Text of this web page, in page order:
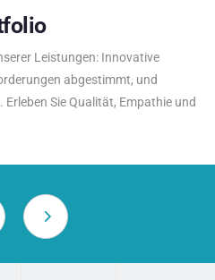
Leistungen: Innovative
abgestimmt, und
Sie Qualität, Empathie und